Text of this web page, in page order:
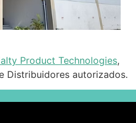
Product Technologies,
Distribuidores autorizados.